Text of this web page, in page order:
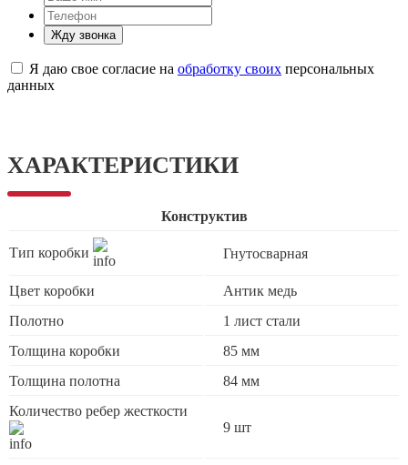
Жду звонка
Я даю свое согласие на обработку своих персональных
данных
ХАРАКТЕРИСТИКИ
Конструктив
Тип коробки Гнутосварная
Цвет коробки
Антик медь
Полотно
1 лист стали
Толщина коробки
85 мм
Толщина полотна
84 мм
Количество ребер жесткости
9 шт